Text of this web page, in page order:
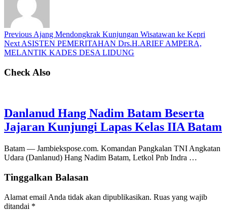
Previous Ajang Mendongkrak Kunjungan Wisatawan ke Kepri
Next ASISTEN PEMERITAHAN Drs.H.ARIEF AMPERA,
MELANTIK KADES DESA LIDUNG
Check Also
Danlanud Hang Nadim Batam Beserta
Jajaran Kunjungi Lapas Kelas IIA Batam
Batam — Jambiekspose.com. Komandan Pangkalan TNI Angkatan
Udara (Danlanud) Hang Nadim Batam, Letkol Pnb Indra …
Tinggalkan Balasan
Alamat email Anda tidak akan dipublikasikan. Ruas yang wajib
ditandai *